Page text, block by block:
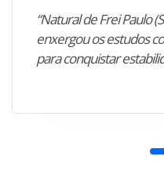
“Natural de Frei Paulo
enxergou os estudos
para conquistar